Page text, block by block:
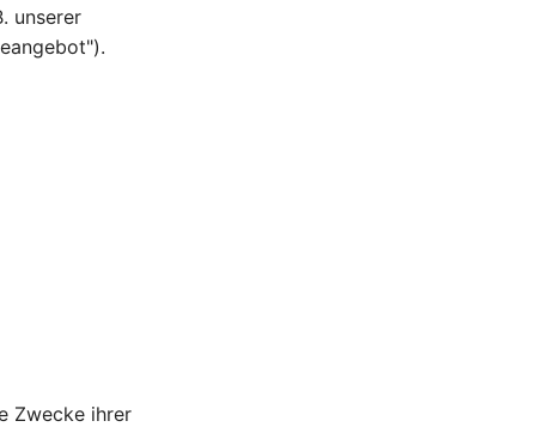
unserer
Zwecke ihrer